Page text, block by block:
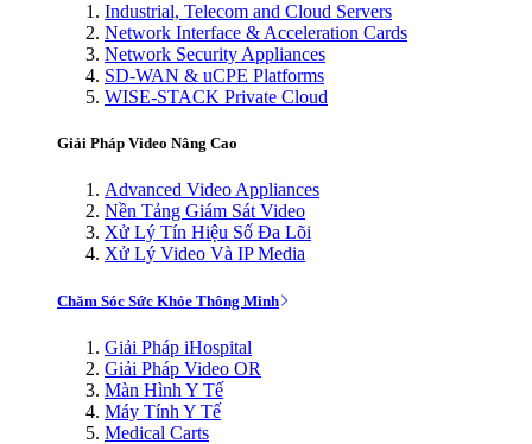
Industrial, Telecom and Cloud Servers
Network Interface & Acceleration Cards
Network Security Appliances
SD-WAN & uCPE Platforms
WISE-STACK Private Cloud
Giải Pháp Video Nâng Cao
Advanced Video Appliances
Nền Tảng Giám Sát Video
Xử Lý Tín Hiệu Số Đa Lõi
Xử Lý Video Và IP Media
Chăm Sóc Sức Khỏe Thông Minh
Giải Pháp iHospital
Giải Pháp Video OR
Màn Hình Y Tế
Máy Tính Y Tế
Medical Carts